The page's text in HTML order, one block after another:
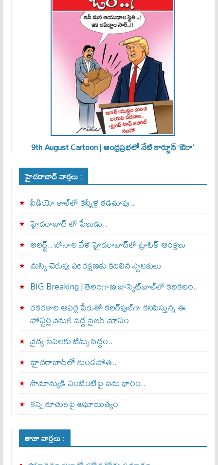
9th August Cartoon | ఆంధ్రప్రభలో నేటి కార్టూన్ ‘ఔరా’
హైదరాబాద్ వార్తలు :
వీడియో కాల్‌లో కన్నీళ్ల కడచూపు..
హైదరాబాద్ లో పేలుడు..
అలర్ట్‌.. బోనాల వేళ హైదరాబాద్‌లో ట్రాఫిక్‌ ఆంక్షలు
మస్కి చెరువు పరిరక్షణకు కదిలిన స్థానికులు
BIG Breaking | తెలంగాణ బాస్కెట్‌బాల్‌లో కలకలం..
రకరకాల ఆఫర్ల పేరుతో కలర్‌ఫుల్‌గా కనిపిస్తున్న ఈ
పోస్టర్ల వెనుక పెద్ద సైబర్ మోసం
వైద్య సేవలకు టిమ్స్‌ సిద్ధం..
హైదరాబాద్‌లో కుండపోత..
సామాన్యుడి వంటింటిపై పెను భారం..
కన్న కూతురిపై అఘాయిత్యం
తాజా వార్తలు :